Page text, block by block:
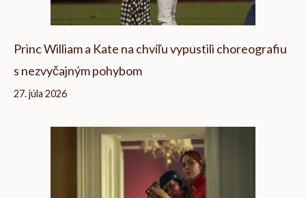
Princ William a Kate na chvíľu vypustili choreografiu
s nezvyčajným pohybom
27. júla 2026